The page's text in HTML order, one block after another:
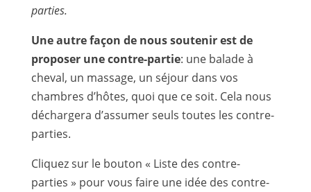
parties.
Une autre façon de nous soutenir est de
proposer une contre-partie: une balade à
cheval, un massage, un séjour dans vos
chambres d’hôtes, quoi que ce soit. Cela nous
déchargera d’assumer seuls toutes les contre-
parties.
Cliquez sur le bouton « Liste des contre-
parties » pour vous faire une idée des contre-